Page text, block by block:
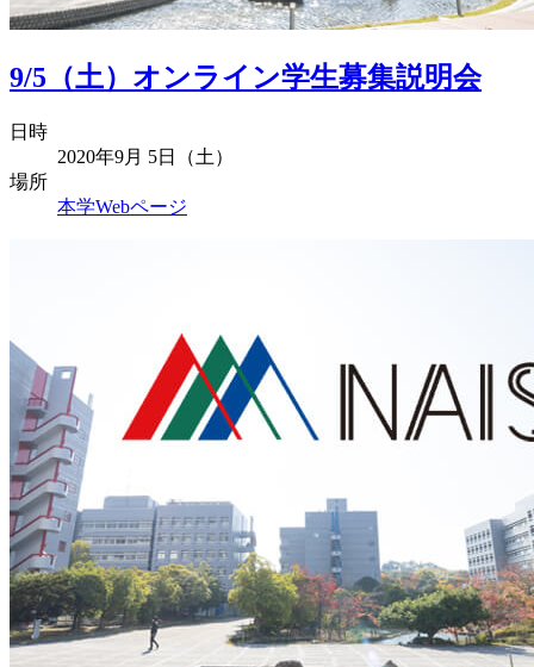
9/5（土）オンライン学生募集説明会
日時
2020年9月 5日（土）
場所
本学Webページ